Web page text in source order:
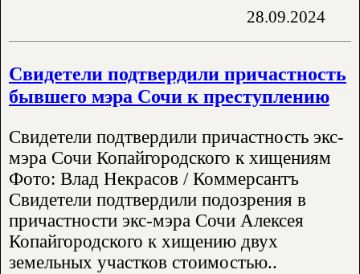
28.09.2024
Свидетели подтвердили причастность
бывшего мэра Сочи к преступлению
Свидетели подтвердили причастность экс-
мэра Сочи Копайгородского к хищениям
Фото: Влад Некрасов / Коммерсантъ
Свидетели подтвердили подозрения в
причастности экс-мэра Сочи Алексея
Копайгородского к хищению двух
земельных участков стоимостью..